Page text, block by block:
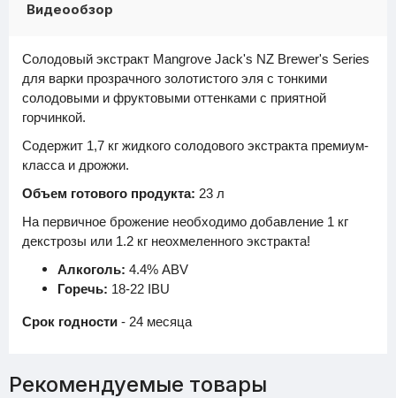
Видеообзор
Солодовый экстракт Mangrove Jack's NZ Brewer's Series
для варки прозрачного золотистого эля с тонкими
солодовыми и фруктовыми оттенками с приятной
горчинкой.
Содержит 1,7 кг жидкого солодового экстракта премиум-
класса и дрожжи.
Объем готового продукта: 23 л
На первичное брожение необходимо добавление 1 кг
декстрозы или 1.2 кг неохмеленного экстракта!
Алкоголь: 4.4% ABV
Горечь: 18-22 IBU
Срок годности - 24 месяца
Рекомендуемые товары